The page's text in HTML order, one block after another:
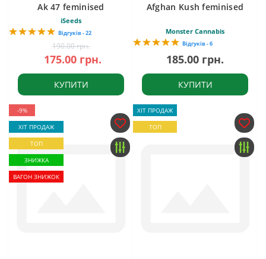
Ak 47 feminised
iSeeds
Відгуків - 22
190.00 грн.
175.00 грн.
КУПИТИ
Afghan Kush feminised
Monster Cannabis
Відгуків - 6
185.00 грн.
КУПИТИ
-9%
ХІТ ПРОДАЖ
ТОП
ЗНИЖКА
ВАГОН ЗНИЖОК
ХІТ ПРОДАЖ
ТОП